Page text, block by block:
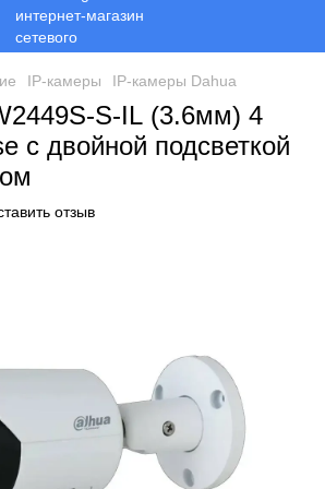
ІР-камеры ІР-камеры Dahua
S-IL (3.6мм) 4
с двойной подсветкой
отзыв